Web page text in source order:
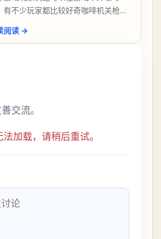
有不少玩家都比较好奇咖啡机关枪应
枪攻略。异环咖啡机关枪怎么过一、
阅读 →
交流。
加载，请稍后重试。